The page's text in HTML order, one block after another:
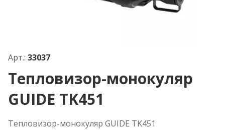
Арт.: 33037
Тепловизор-монокуляр
GUIDE TK451
Тепловизор-монокуляр GUIDE TK451